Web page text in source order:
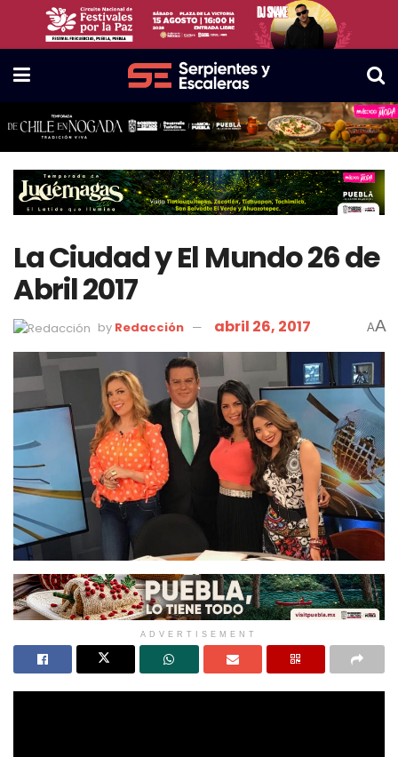
La Ciudad y El Mundo 26 de
Abril 2017
by Redacción abril 26, 2017 AA
ADVERTISEMENT